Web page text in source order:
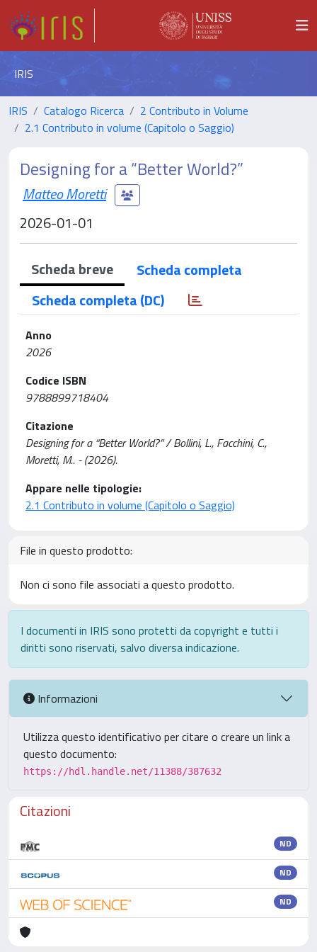
IRIS
IRIS Catalogo Ricerca
2 Contributo in Volume
2.1 Contributo in volume (Capitolo o Saggio)
Designing for a “Better World?”
Matteo Moretti
2026-01-01
Scheda breve
Scheda completa
Scheda completa (DC)
Anno
2026
Codice ISBN
9788899718404
Citazione
Designing for a “Better World?” / Bollini, L., Facchini, C.,
Moretti, M.. - (2026).
Appare nelle tipologie:
2.1 Contributo in volume (Capitolo o Saggio)
File in questo prodotto:
Non ci sono file associati a questo prodotto.
I documenti in IRIS sono protetti da copyright e tutti i
diritti sono riservati, salvo diversa indicazione.
Informazioni
Utilizza questo identificativo per citare o creare un link a
questo documento:
https://hdl.handle.net/11388/387632
Citazioni
ND
ND
ND